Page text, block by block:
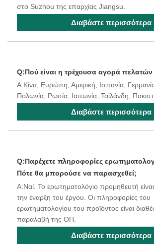
στο Suzhou της επαρχίας Jiangsu.
Διαβάστε περισσότερα
Q:Πού είναι η τρέχουσα αγορά
A:Κίνα, Ευρώπη, Αμερική, Ισπανία,
Πολωνία, Ρωσία, Ιαπωνία, Ταϊλάνδη,
Διαβάστε περισσότερα
Q:Παρέχετε πληροφορίες
Πότε θα μπορούσε να παρασχεθεί;
A:Ναί. Το ερωτηματολόγιο προμηθευτή
την έναρξη του έργου. Οι πληροφορίες του
ερωτηματολογίου του προϊόντος είναι
παραλαβή της ΟΠ.
Διαβάστε περισσότερα